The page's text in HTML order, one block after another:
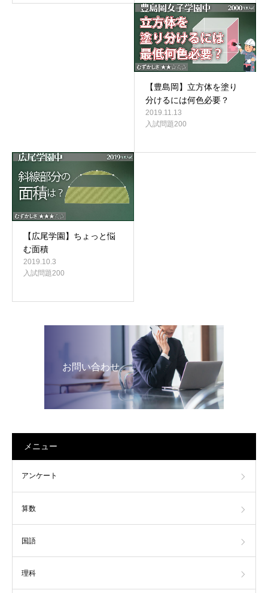
【豊島岡】立方体を塗り
分けるには何色必要？
2019.11.13
入試問題200
【広尾学園】ちょっと悩
む面積
2019.10.3
入試問題200
お問い合わせ
メニュー
アンケート
算数
国語
理科